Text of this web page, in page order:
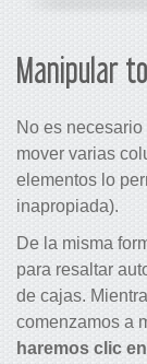
Manipular
No es
mover varias
elementos lo
inapropiada).
De la misma
para resaltar
de cajas.
comenzamos a
haremos clic